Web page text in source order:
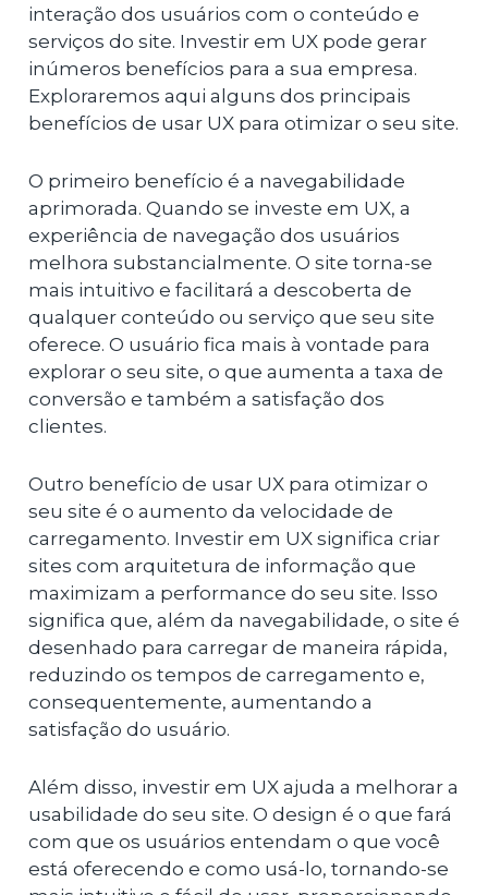
interação dos usuários com o conteúdo e
serviços do site. Investir em UX pode gerar
inúmeros benefícios para a sua empresa.
Exploraremos aqui alguns dos principais
benefícios de usar UX para otimizar o seu site.
O primeiro benefício é a navegabilidade
aprimorada. Quando se investe em UX, a
experiência de navegação dos usuários
melhora substancialmente. O site torna-se
mais intuitivo e facilitará a descoberta de
qualquer conteúdo ou serviço que seu site
oferece. O usuário fica mais à vontade para
explorar o seu site, o que aumenta a taxa de
conversão e também a satisfação dos
clientes.
Outro benefício de usar UX para otimizar o
seu site é o aumento da velocidade de
carregamento. Investir em UX significa criar
sites com arquitetura de informação que
maximizam a performance do seu site. Isso
significa que, além da navegabilidade, o site é
desenhado para carregar de maneira rápida,
reduzindo os tempos de carregamento e,
consequentemente, aumentando a
satisfação do usuário.
Além disso, investir em UX ajuda a melhorar a
usabilidade do seu site. O design é o que fará
com que os usuários entendam o que você
está oferecendo e como usá-lo, tornando-se